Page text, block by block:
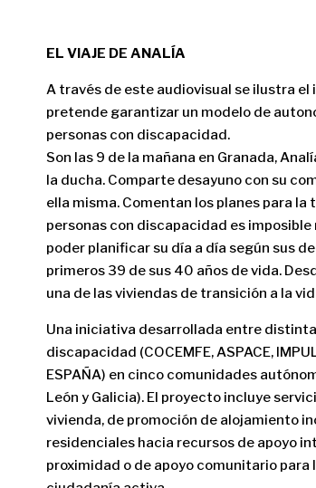
EL VIAJE DE ANALÍA
A través de este audiovisual se ilustra
pretende garantizar un modelo de
personas con discapacidad.
Son las 9 de la mañana en Granada,
la ducha. Comparte desayuno con su
ella misma. Comentan los planes para la
personas con discapacidad es
poder planificar su día a día según sus
primeros 39 de sus 40 años de vida.
una de las viviendas de transición a la
Una iniciativa desarrollada entre
discapacidad (COCEMFE, ASPACE,
ESPAÑA) en cinco comunidades
León y Galicia). El proyecto incluye
vivienda, de promoción de alojamiento
residenciales hacia recursos de apoyo
proximidad o de apoyo comunitario